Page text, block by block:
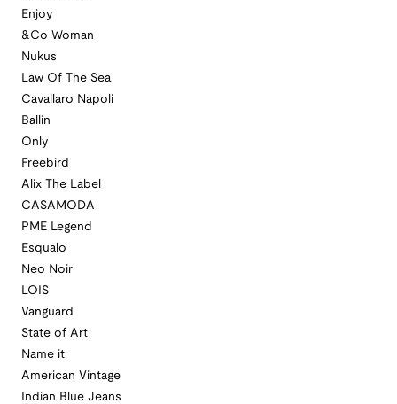
Enjoy
&Co Woman
Nukus
Law Of The Sea
Cavallaro Napoli
Ballin
Only
Freebird
Alix The Label
CASAMODA
PME Legend
Esqualo
Neo Noir
LOIS
Vanguard
State of Art
Name it
American Vintage
Indian Blue Jeans